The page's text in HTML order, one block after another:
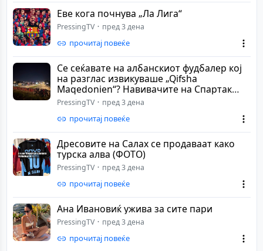
Еве кога почнува „Ла Лига“
PressingTV пред 3 дена
прочитај повеќе
Се сеќавате на албанскиот фудбалер кој
на разглас извикуваше „Qifsha
Maqedonien“? Навивачите на Спартак
Москва не го ...
PressingTV пред 3 дена
прочитај повеќе
Дресовите на Салах се продаваат како
турска алва (ФОТО)
PressingTV пред 3 дена
прочитај повеќе
Ана Ивановиќ ужива за сите пари
PressingTV пред 3 дена
прочитај повеќе